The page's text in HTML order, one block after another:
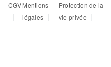
RETOURS
FAQ
PAYPAL
CARTE BANCAIRE
CGV
|
Mentions
légales |
Protection de la
vie privée
|